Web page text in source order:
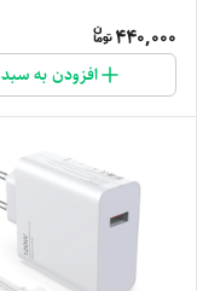
440,000
افزودن به سبد